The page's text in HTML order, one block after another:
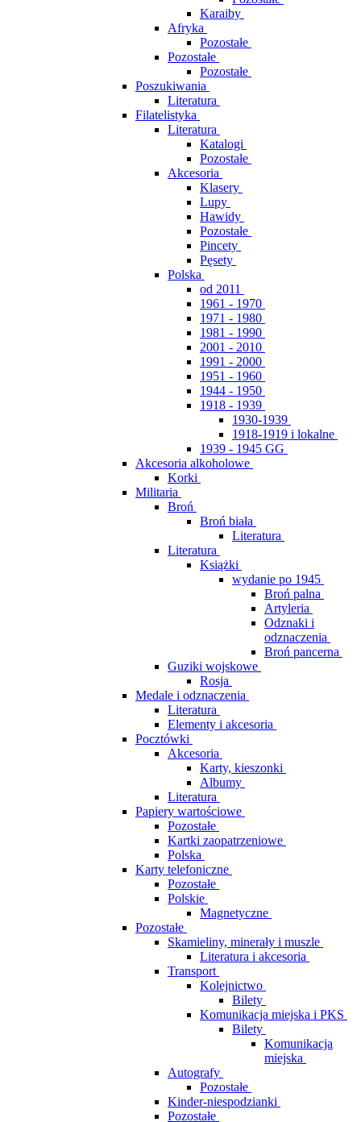
Karaiby
Afryka
Pozostałe
Pozostałe
Pozostałe
Poszukiwania
Literatura
Filatelistyka
Literatura
Katalogi
Pozostałe
Akcesoria
Klasery
Lupy
Hawidy
Pozostałe
Pincety
Pęsety
Polska
od 2011
1961 - 1970
1971 - 1980
1981 - 1990
2001 - 2010
1991 - 2000
1951 - 1960
1944 - 1950
1918 - 1939
1930-1939
1918-1919 i lokalne
1939 - 1945 GG
Akcesoria alkoholowe
Korki
Militaria
Broń
Broń biała
Literatura
Literatura
Książki
wydanie po 1945
Broń palna
Artyleria
Odznaki i
odznaczenia
Broń pancerna
Guziki wojskowe
Rosja
Medale i odznaczenia
Literatura
Elementy i akcesoria
Pocztówki
Akcesoria
Karty, kieszonki
Albumy
Literatura
Papiery wartościowe
Pozostałe
Kartki zaopatrzeniowe
Polska
Karty telefoniczne
Pozostałe
Polskie
Magnetyczne
Pozostałe
Skamieliny, minerały i muszle
Literatura i akcesoria
Transport
Kolejnictwo
Bilety
Komunikacja miejska i PKS
Bilety
Komunikacja
miejska
Autografy
Pozostałe
Kinder-niespodzianki
Pozostałe